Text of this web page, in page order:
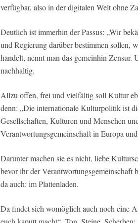
verfügbar, also in der digitalen Welt ohne
Deutlich ist immerhin der Passus: „Wir
und Regierung darüber bestimmen sollen,
handelt, nennt man das gemeinhin Zensur.
nachhaltig.
Allzu offen, frei und vielfältig soll Kultur
denn: „Die internationale Kulturpolitik ist
Gesellschaften, Kulturen und Menschen
Verantwortungsgemeinschaft in Europa
Darunter machen sie es nicht, liebe
bevor ihr der Verantwortungsgemeinschaft
da auch: im Plattenladen.
Da findet sich womöglich auch noch eine